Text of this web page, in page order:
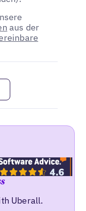
aus der
Uberall.